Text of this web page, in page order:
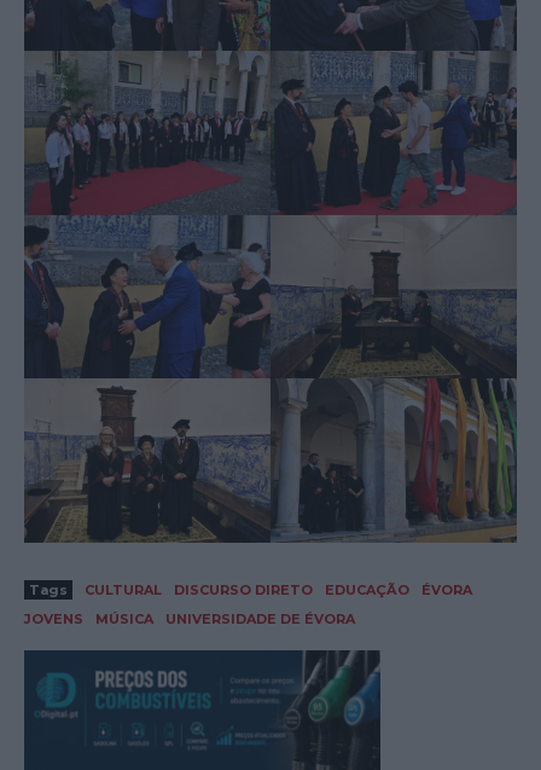
Tags CULTURAL DISCURSO DIRETO EDUCAÇÃO
ÉVORA
JOVENS
MÚSICA UNIVERSIDADE DE ÉVORA